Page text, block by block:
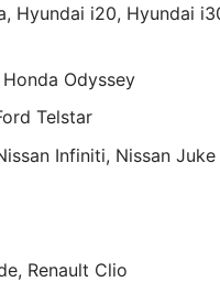
Hyundai i20, Hyundai
Odyssey
Telstar
Infiniti, Nissan Juke
Renault Clio